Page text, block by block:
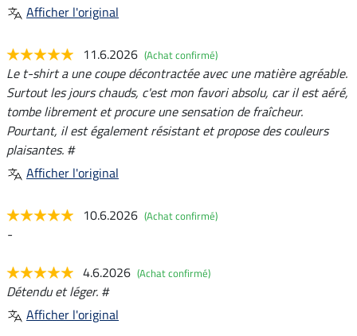
Afficher l'original
11.6.2026 (Achat confirmé)
Le t-shirt a une coupe décontractée avec une matière agréable.
Surtout les jours chauds, c'est mon favori absolu, car il est aéré,
tombe librement et procure une sensation de fraîcheur.
Pourtant, il est également résistant et propose des couleurs
plaisantes. #
Afficher l'original
10.6.2026 (Achat confirmé)
-
4.6.2026 (Achat confirmé)
Détendu et léger. #
Afficher l'original